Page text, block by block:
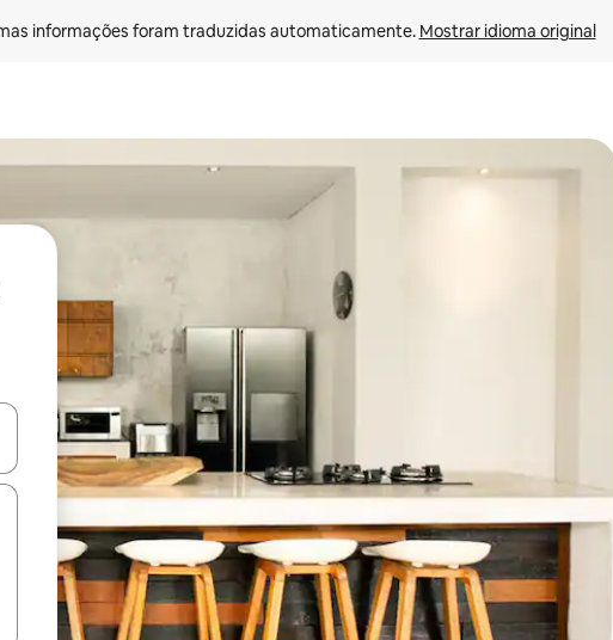
informações foram traduzidas automaticamente. Mostrar idioma original
os usando as seta para cima e para baixo do teclado ou tocando e